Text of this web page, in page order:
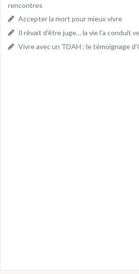
rencontres
Accepter la mort pour mieux vivre
Il rêvait d’être juge… la vie l’a conduit
Vivre avec un TDAH : le témoignage